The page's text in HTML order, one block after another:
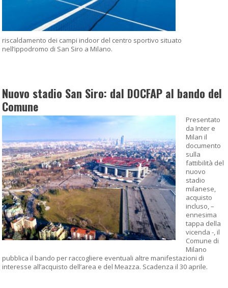
riscaldamento dei campi indoor del centro sportivo situato
nell’ippodromo di San Siro a Milano.
Nuovo stadio San Siro: dal DOCFAP al bando del
Comune
Presentato
da Inter e
Milan il
documento
sulla
fattibilità del
nuovo
stadio
milanese,
acquisto
incluso, –
ennesima
tappa della
vicenda -, il
Comune di
Milano
pubblica il bando per raccogliere eventuali altre manifestazioni di
interesse all’acquisto dell’area e del Meazza. Scadenza il 30 aprile.